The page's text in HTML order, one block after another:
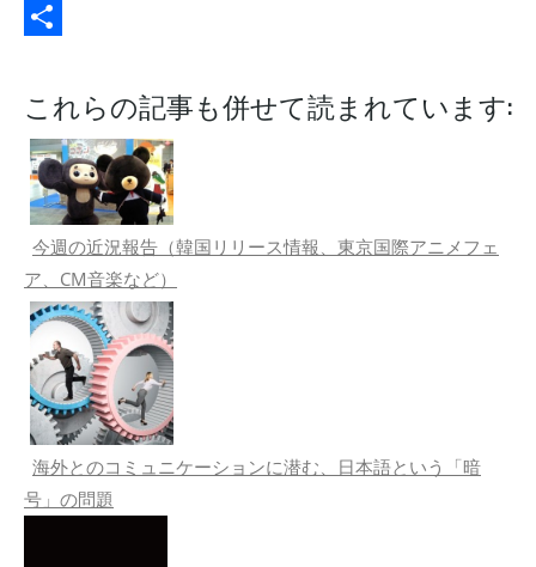
Line
有
これらの記事も併せて読まれています:
今週の近況報告（韓国リリース情報、東京国際アニメフェ
ア、CM音楽など）
海外とのコミュニケーションに潜む、日本語という「暗
号」の問題